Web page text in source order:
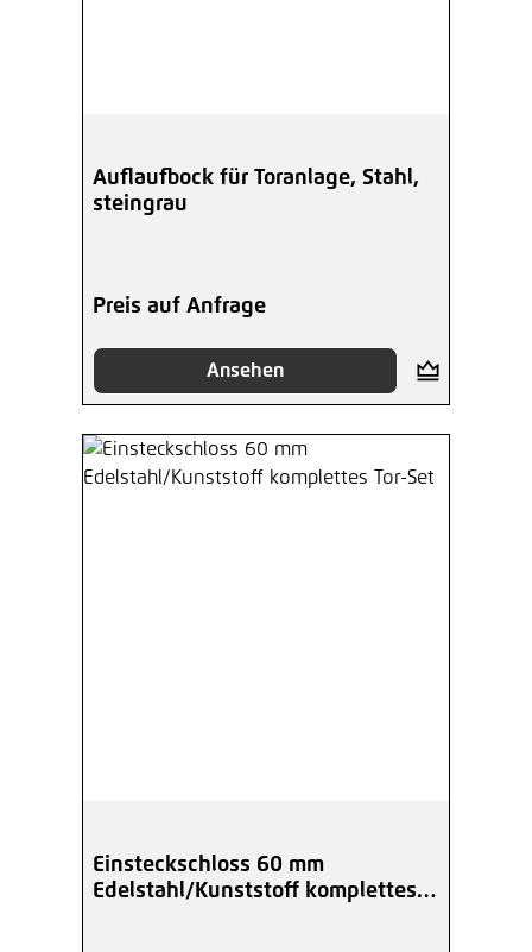
Auflaufbock für Toranlage, Stahl,
steingrau
Preis auf Anfrage
Ansehen
Einsteckschloss 60 mm
Edelstahl/Kunststoff komplettes